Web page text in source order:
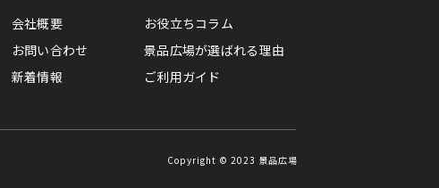
会社概要
お問い合わせ
新着情報
お役立ちコラム
景品広場が選ばれる理由
ご利用ガイド
Copyright © 2023 景品広場